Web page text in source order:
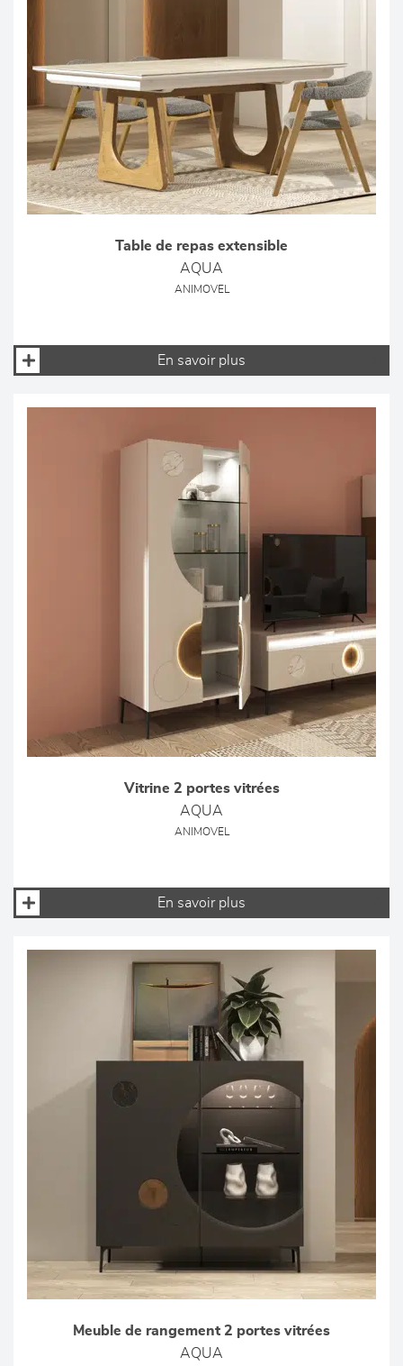
Table de repas extensible
AQUA
ANIMOVEL
En savoir plus
Vitrine 2 portes vitrées
AQUA
ANIMOVEL
En savoir plus
Meuble de rangement 2 portes vitrées
AQUA